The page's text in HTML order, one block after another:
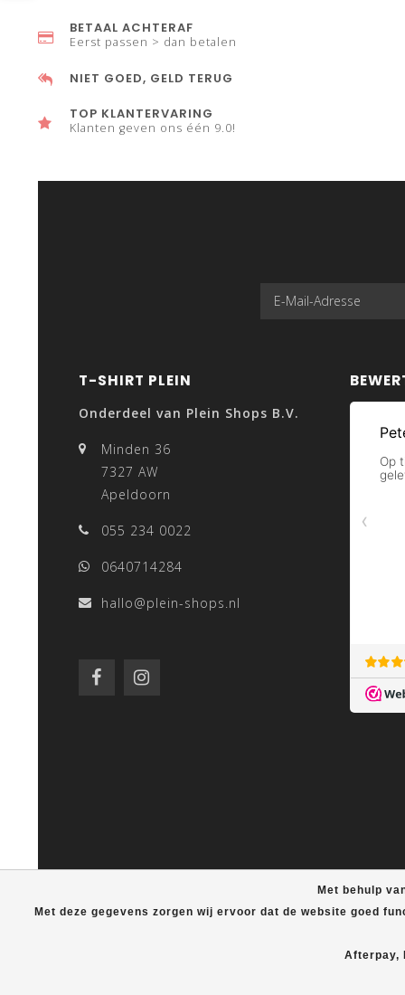
BETAAL ACHTERAF
Eerst passen > dan betalen
NIET GOED, GELD TERUG
TOP KLANTERVARING
Klanten geven ons één 9.0!
Met behulp
Met deze gegevens zorgen wij ervoor dat de website goed
Afterpay,
T-SHIRT PLEIN
Onderdeel van Plein Shops B.V.
Minden 36
7327 AW
Apeldoorn
055 234 0022
0640714284
hallo@plein-shops.nl